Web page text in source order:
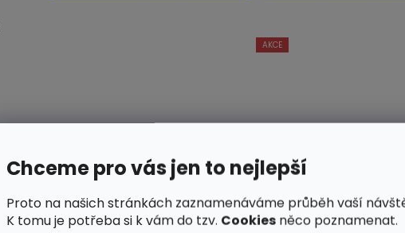
Chceme pro vás jen to nejlepší
Proto na našich stránkách zaznamenáváme průběh vaší
K tomu je potřeba si k vám do tzv. Cookies něco poznamenat.
AKCE